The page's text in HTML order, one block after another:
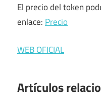
El precio del token
enlace: Precio
WEB OFICIAL
Artículos